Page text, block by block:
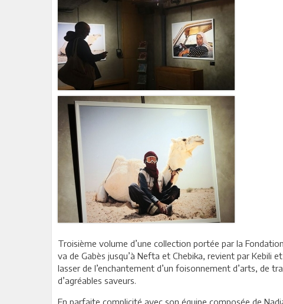
Troisième volume d’une collection portée par la
va de Gabès jusqu’à Nefta et Chebika, revient par Kebili
lasser de l’enchantement d’un foisonnement d’arts,
d’agréables saveurs.
En parfaite complicité avec son équipe composée de